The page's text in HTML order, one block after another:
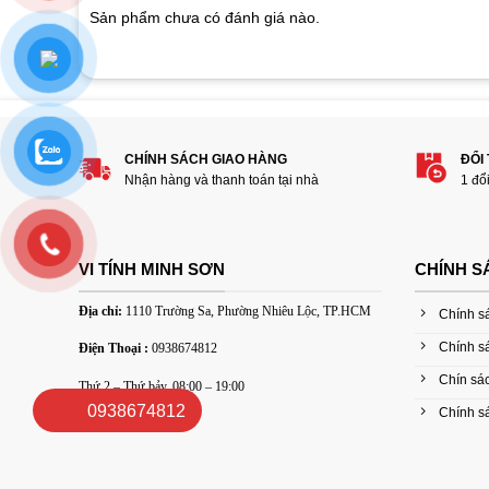
customer
ratings
Sản phẩm chưa có đánh giá nào.
Hãy là người đánh giá đầu tiên cho sản
1 3 4
Thêm ảnh đánh giá
CHÍNH SÁCH GIAO HÀNG
Nhận hàng và thanh toán tại nhà
ĐỔI
1
VI TÍNH MINH SƠN
Địa chỉ: 1110 Trường Sa, Phường Nhiêu Lộc, TP.HCM
Điện Thoại : 0938674812
Thứ 2 – Thứ bảy, 08:00 – 19:00
CHÍNH
Chính
Chính
Chín
Chính
0938674812